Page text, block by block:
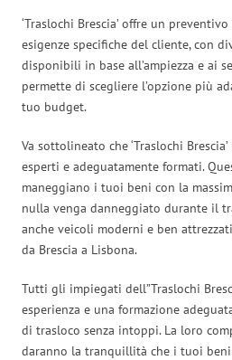
‘Traslochi Brescia’ offre un
esigenze specifiche del cliente, con
disponibili in base all’ampiezza e ai
permette di scegliere l’opzione più
tuo budget.
Va sottolineato che ‘Traslochi
esperti e adeguatamente formati.
maneggiano i tuoi beni con la
nulla venga danneggiato durante il
anche veicoli moderni e ben
da Brescia a Lisbona.
Tutti gli impiegati dell”Traslochi
esperienza e una formazione
di trasloco senza intoppi. La loro
daranno la tranquillità che i tuoi